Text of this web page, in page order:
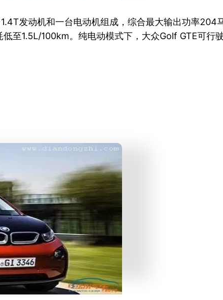
发动机和一台电动机组成，综合最大输出功率204
至1.5L/100km。纯电动模式下，大众Golf GTE可